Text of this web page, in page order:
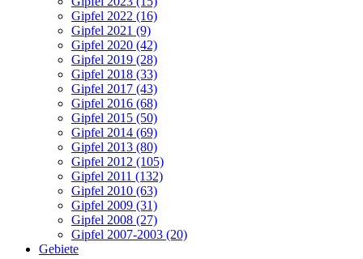
Gipfel 2022 (16)
Gipfel 2021 (9)
Gipfel 2020 (42)
Gipfel 2019 (28)
Gipfel 2018 (33)
Gipfel 2017 (43)
Gipfel 2016 (68)
Gipfel 2015 (50)
Gipfel 2014 (69)
Gipfel 2013 (80)
Gipfel 2012 (105)
Gipfel 2011 (132)
Gipfel 2010 (63)
Gipfel 2009 (31)
Gipfel 2008 (27)
Gipfel 2007-2003 (20)
Gebiete